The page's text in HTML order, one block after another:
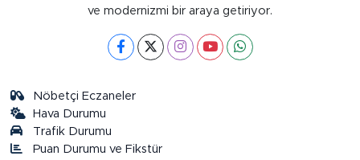
ve modernizmi bir araya getiriyor.
Nöbetçi Eczaneler
Hava Durumu
Trafik Durumu
Puan Durumu ve Fikstür